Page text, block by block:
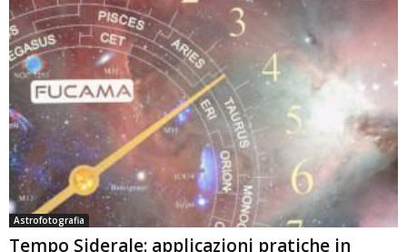
Astrofotografia
Tempo Siderale: applicazioni pratiche in